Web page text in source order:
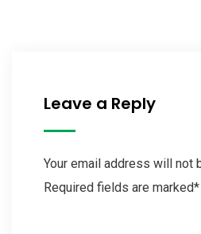
Leave a Reply
Your email address will not
Required fields are marked*